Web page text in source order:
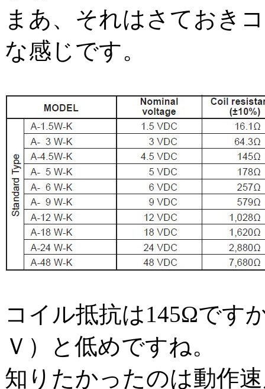
まあ、それはさておき
な感じです。
コイル抵抗は145Ωです
Ｖ）と低めですね。
知りたかったのは動作